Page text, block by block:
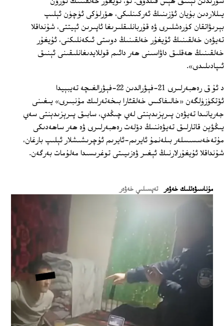
يىللاردىن بۇيان ئۆزىنىڭ ئەركىنلىكى، ھۆرلۈكى ئۈچۈن ئېلىپ
بېرىۋاتقان كۈرەشلىرى ۋە قۇربانلىقلىرىغا ئاپىرىن ئېيتتى، شۇنداقلا
تەيۋەن خەلقىنىڭ ئۇيغۇر خەلقىنىڭ دوستى ئىكەنلىكنى، ئۇيغۇر
خەلقىنىڭ ھەقلىق داۋاسىنى ھەر دائىم قوللايدىغانلىقىنى ئېنىق
ئىپادىلىدى».
د ئۇ ق رەھبەرلىرى 21-فېۋرالدىن 22-فېۋرالغىچە تەيبېيدا
ئۆتكۈزۈلگەن «خالىفاكىس خەلقئارا بىخەتەرلىك مۇنبىرى» يىغىنى
جەريانىدا تەيۋەن پىرېزىدېنتى لەي چىڭدې، سابىق پىرېزىدېنتى سەي
يىڭۋېن قاتارلىق تەيۋەننىڭ دۆلەت رەھبەرلىرى ۋە ھەر ساھەدىكى
مۇتەخەسسىسلەر بىلەنمۇ ئايرىم-ئايرىم ئۇچرىشىشلار ئېلىپ بارغان،
شۇنداقلا ئۇيغۇرلارنىڭ ئېغىر ۋەزىيىتى توغرىسىدا مەلۇمات بەرگەن.
ﻣﯘﻧﺎﺳﯩﯟﻩﺗﻠﯩﻚ ﺧﻪﯞﻩﺭ تەپسىلىي خەۋەر